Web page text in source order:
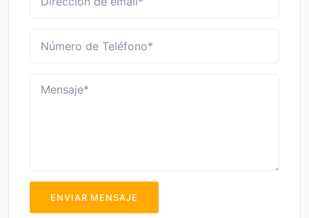
ENVIAR MENSAJE